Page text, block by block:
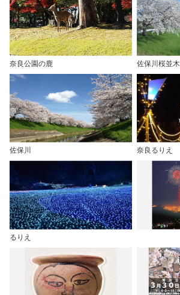
奈良公園の鹿 佐保川桜並木
佐保川 奈良るりえ
るりえ